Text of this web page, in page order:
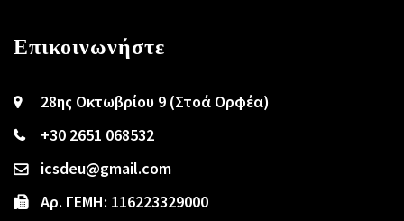
Επικοινωνήστε
28ης Οκτωβρίου 9 (Στοά Ορφέα)
+30 2651 068532
icsdeu@gmail.com
Αρ. ΓΕΜΗ: 116223329000